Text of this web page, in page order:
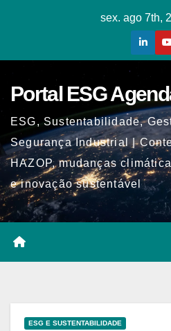
sex. ago 7th,
Portal ESG
ESG, Sustentabilidade,
Segurança Industrial |
HAZOP, mudanças
e inovação sustentável
ESG E SUSTENTABILIDADE